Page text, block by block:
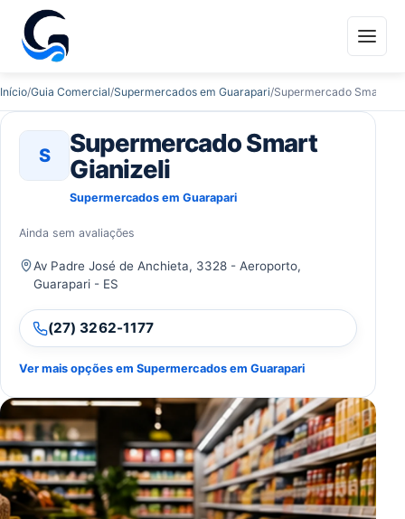
Início/Guia Comercial/Supermercados em Guarapari/Supermercado Smart
S
Supermercado Smart
Gianizeli
Supermercados em Guarapari
Ainda sem avaliações
Av Padre José de Anchieta, 3328 - Aeroporto,
Guarapari - ES
(27) 3262-1177
Ver mais opções em Supermercados em Guarapari